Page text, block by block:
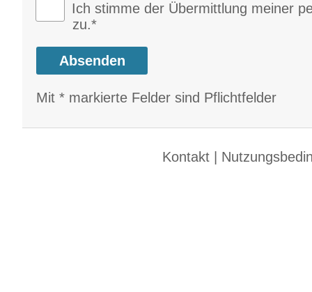
Ich stimme der Übermittlung meiner
zu.*
Mit * markierte Felder sind Pflichtfelder
Kontakt